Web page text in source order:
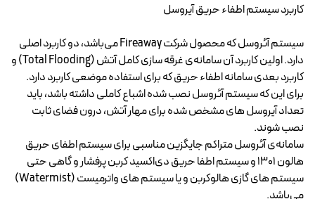
کاربرد سیستم اطفاء حریق آیروسل
سیستم آئروسل که محصول شرکت Fireaway می‌باشد، دو کاربرد اصلی
دارد. اولین کاربرد آن سامانه‌ی غرقه سازی کامل آتش (Total Flooding) و
کاربرد بعدی سامانه اطفاء حریق که برای استفاده موضعی کاربرد دارد.
برای این که سیستم آئروسل نصب شده اشباع کاملی داشته باشد، باید
تعداد آیروسل های مشخص شده برای مهار آتش، درون فضای ثابت
نصب شوند.
سامانه‌ی آئروسل متراکم جایگزین مناسبی برای سیستم اطفای حریق
هالون ۱۳۰۱ و
سیستم اطفا حریقدی‌اکسید کربن پرفشار و گاهی حتی
سیستم های گازی هالوکربن و یا سیستم های واترمیست (Watermist)
می‌باشد.